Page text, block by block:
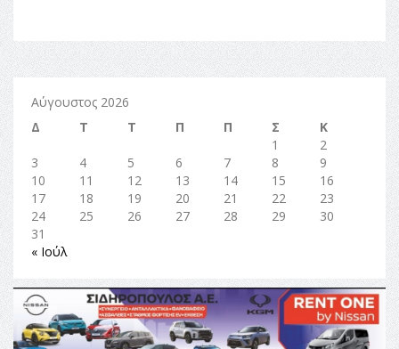
Αύγουστος 2026
Δ
Τ Τ Π Π Σ
Κ
1
2
3
4 5 6 7 8
9
10
11 12 13 14 15
16
17
18 19 20 21 22
23
24
25 26 27 28 29
30
31
« Ιούλ